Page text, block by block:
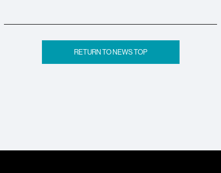
RETURN TO NEWS TOP